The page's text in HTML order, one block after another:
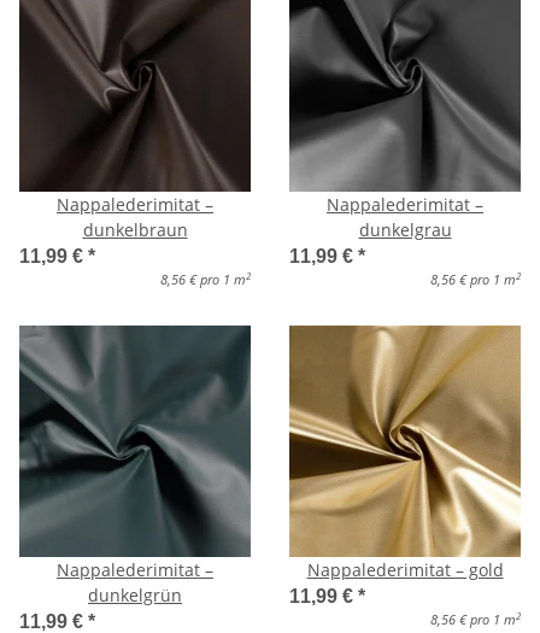
Nappalederimitat –
dunkelbraun
11,99 € *
8,56 € pro 1 m 2
Nappalederimitat –
dunkelgrau
11,99 € *
8,56 € pro 1 m 2
Nappalederimitat –
dunkelgrün
11,99 € *
Nappalederimitat – gold
11,99 € *
8,56 € pro 1 m 2